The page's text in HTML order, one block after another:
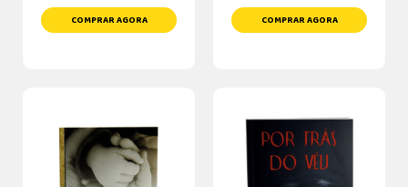
COMPRAR AGORA COMPRAR AGORA